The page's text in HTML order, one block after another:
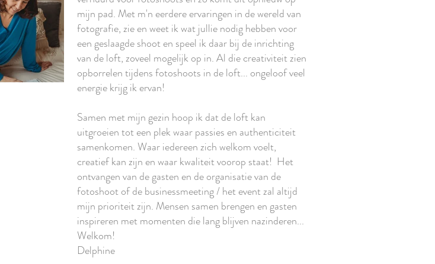
mijn pad. Met m'n eerdere ervaringen in de wereld van
fotografie, zie en weet ik wat jullie nodig hebben voor
een geslaagde shoot en speel ik daar bij de inrichting
van de loft, zoveel mogelijk op in. Al die creativiteit zien
opborrelen tijdens fotoshoots in de loft... ongeloof veel
energie krijg ik ervan!
Samen met mijn gezin hoop ik dat de loft kan
uitgroeien tot een plek waar passies en authenticiteit
samenkomen. Waar iedereen zich welkom voelt,
creatief kan zijn en waar kwaliteit voorop staat! Het
ontvangen van de gasten en de organisatie van de
fotoshoot of de businessmeeting / het event zal altijd
mijn prioriteit zijn. Mensen samen brengen en gasten
inspireren met momenten die lang blijven nazinderen...
Welkom!
Delphine